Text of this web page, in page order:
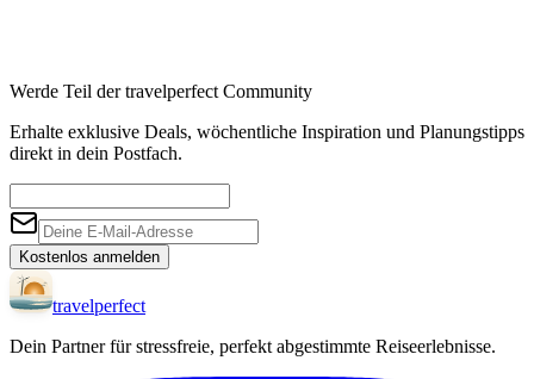
Werde Teil der travelperfect Community
Erhalte exklusive Deals, wöchentliche Inspiration und Planungstipps
direkt in dein Postfach.
Kostenlos anmelden
travelperfect
Dein Partner für stressfreie, perfekt abgestimmte Reiseerlebnisse.